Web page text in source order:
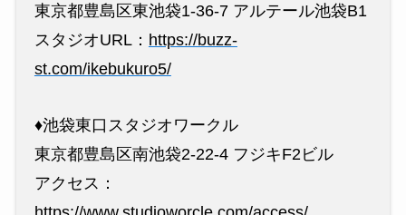
東京都豊島区東池袋1-36-7 アルテール池袋B1
スタジオURL： https://buzz-
st.com/ikebukuro5/
♦︎池袋東口スタジオワークル
東京都豊島区南池袋2-22-4 フジキF2ビル
アクセス：